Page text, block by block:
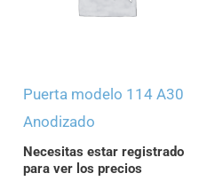
Puerta modelo 114 A30
Anodizado
Necesitas estar registrado
para ver los precios